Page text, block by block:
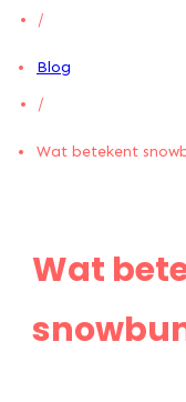
/
Blog
/
Wat betekent
Wat